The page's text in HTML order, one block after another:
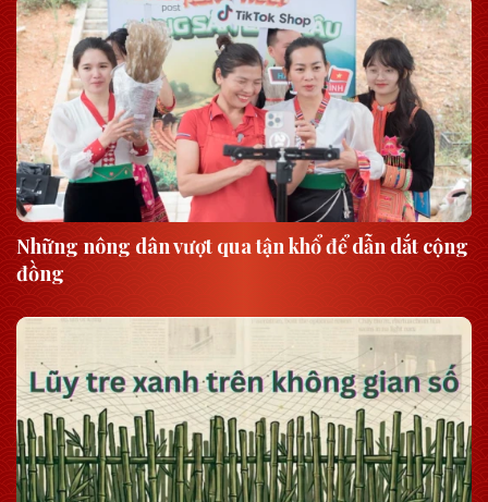
Những nông dân vượt qua tận khổ để dẫn dắt cộng
đồng